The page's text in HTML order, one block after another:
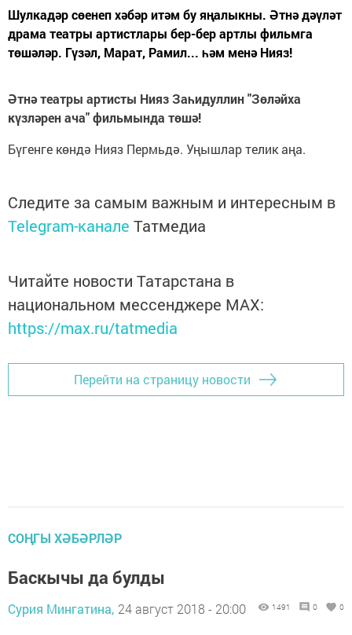
Шулкадәр сөенеп хәбәр итәм бу яңалыкны. Әтнә дәүләт
драма театры артистлары бер-бер артлы фильмга
төшәләр. Гүзәл, Марат, Рамил... һәм менә Нияз!
Әтнә театры артисты Нияз Заһидуллин "Зөләйха
күзләрен ача" фильмында төшә!
Бүгенге көндә Нияз Пермьдә. Уңышлар телик аңа.
Следите за самым важным и интересным в
Telegram-канале Татмедиа
Читайте новости Татарстана в
национальном мессенджере MАХ:
https://max.ru/tatmedia
Перейти на страницу новости
СОҢГЫ ХӘБӘРЛӘР
Баскычы да булды
Сурия Мингатина, 24 август 2018 - 20:00 1491 0 0